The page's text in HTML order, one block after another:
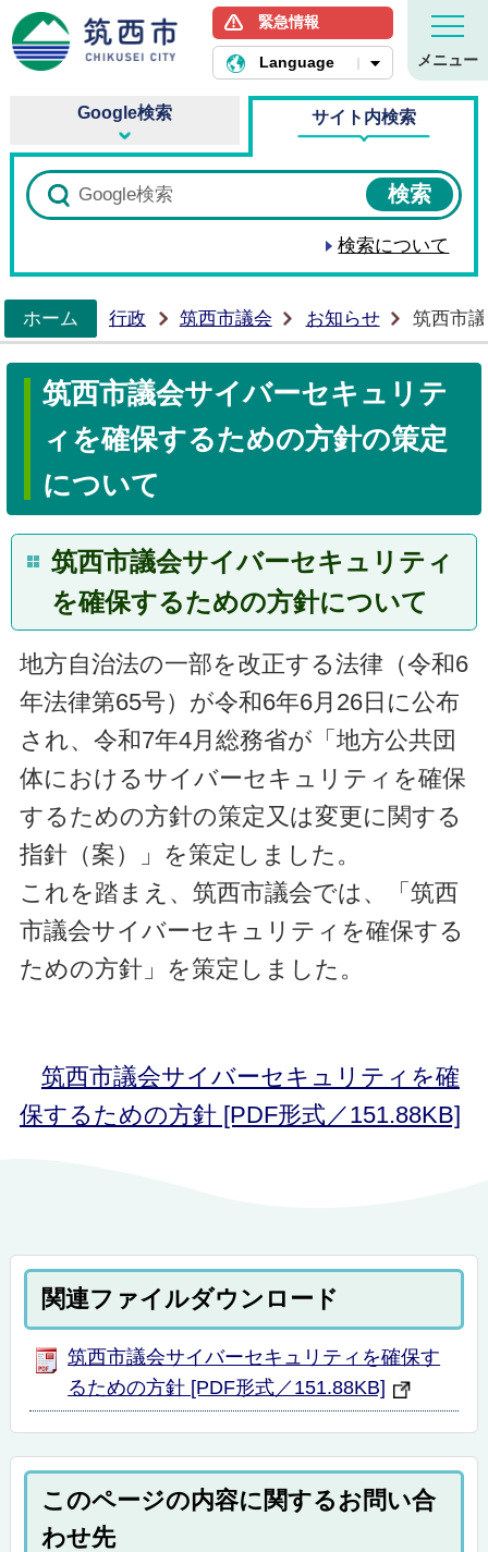
筑西市ホームページ
緊急情報
Language メニュー
Google検索 サイト内検索
検索について
ホーム
行政 筑西市議会 お知らせ 筑西市
筑西市議会サイバーセキュリテ
ィを確保するための方針の策定
について
筑西市議会サイバーセキュリティ
を確保するための⽅針について
地⽅⾃治法の⼀部を改正する法律（令和6
年法律第65号）が令和6年6⽉26⽇に公布
され、令和7年4⽉総務省が「地⽅公共団
体におけるサイバーセキュリティを確保
するための⽅針の策定⼜は変更に関する
指針（案）」を策定しました。
これを踏まえ、筑西市議会では、「筑西
市議会サイバーセキュリティを確保する
ための方針」を策定しました。
筑西市議会サイバーセキュリティを確
保するための方針 [PDF形式／151.88KB]
関連ファイルダウンロード
筑西市議会サイバーセキュリティを確保す
るための方針 [PDF形式／151.88KB]
このページの内容に関するお問い合
わせ先